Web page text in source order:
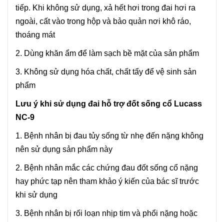
tiếp. Khi không sử dụng, xả hết hơi trong đai hơi ra
ngoài, cất vào trong hộp và bảo quản nơi khô ráo,
thoáng mát
2. Dùng khăn ẩm để làm sạch bề mặt của sản phẩm
3. Không sử dụng hóa chất, chất tẩy để vệ sinh sản
phẩm
Lưu ý khi sử dụng đai hỗ trợ đốt sống cổ Lucass
NC-9
1. Bệnh nhân bị đau tủy sống từ nhẹ đến nặng không
nên sử dụng sản phẩm này
2. Bệnh nhân mắc các chứng đau đốt sống cổ nặng
hay phức tạp nên tham khảo ý kiến của bác sĩ trước
khi sử dụng
3. Bệnh nhân bị rối loạn nhịp tim và phổi nặng hoặc